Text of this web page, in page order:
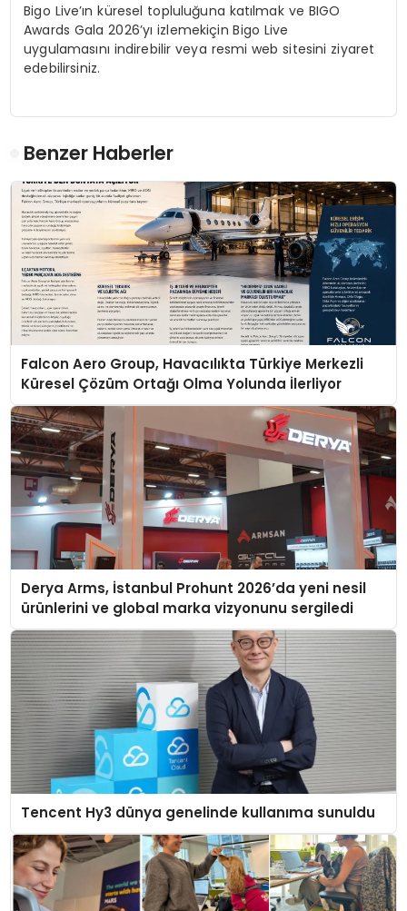
Bigo Live’ın küresel topluluğuna katılmak ve BIGO
Awards Gala 2026’yı izlemekiçinBigo Live
uygulamasını indirebilir veya resmi web sitesini ziyaret
edebilirsiniz.
Benzer Haberler
Falcon Aero Group, Havacılıkta Türkiye Merkezli
Küresel Çözüm Ortağı Olma Yolunda İlerliyor
Derya Arms, İstanbul Prohunt 2026’da yeni nesil
ürünlerini ve global marka vizyonunu sergiledi
Tencent Hy3 dünya genelinde kullanıma sunuldu